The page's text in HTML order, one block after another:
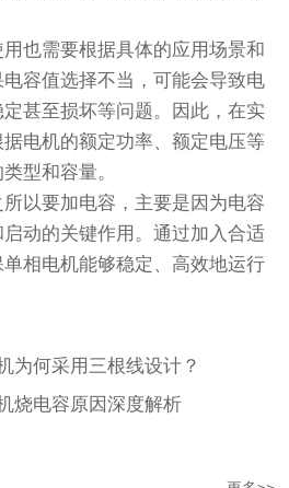
也需要根据具体的应用场景和
容值选择不当，可能会导致电
甚至损坏等问题。因此，在实
电机的额定功率、额定电压等
型和容量。
以要加电容，主要是因为电容
动的关键作用。通过加入合适
相电机能够稳定、高效地运行
为何采用三根线设计？
烧电容原因深度解析